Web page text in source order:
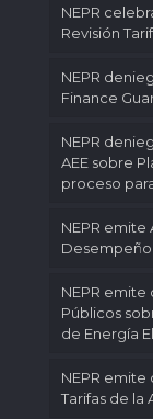
NEPR
Revisión
NEPR
Finance
NEPR
AEE sobre
proceso
NEPR emite
NEPR
Públicos
de Energía
NEPR
Tarifas de la